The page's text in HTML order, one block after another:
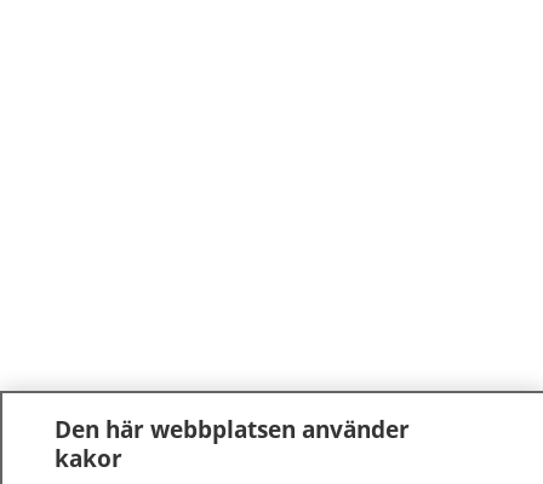
Den här webbplatsen använder
kakor